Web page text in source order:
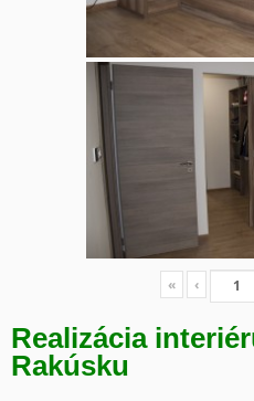
« ‹
Realizácia
Rakúsku